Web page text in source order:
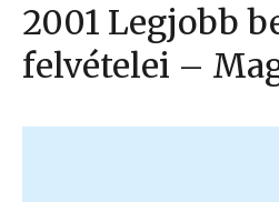
2001 Legjobb
felvételei –